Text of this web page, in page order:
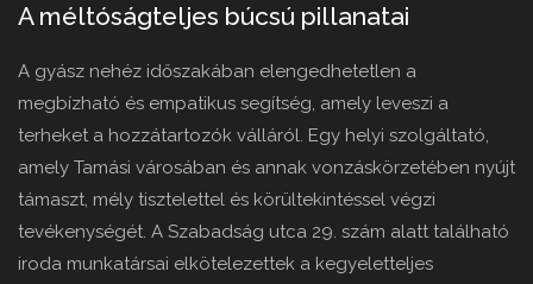
A méltóságteljes búcsú pillanatai
A gyász nehéz időszakában elengedhetetlen a
megbízható és empatikus segítség, amely leveszi a
terheket a hozzátartozók válláról. Egy helyi szolgáltató,
amely Tamási városában és annak vonzáskörzetében nyújt
támaszt, mély tisztelettel és körültekintéssel végzi
tevékenységét. A Szabadság utca 29. szám alatt található
iroda munkatársai elkötelezettek a kegyeletteljes